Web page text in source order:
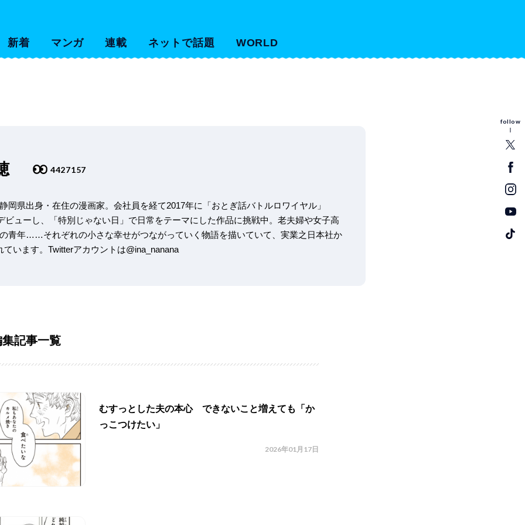
新着 マンガ 連載 ネットで話題 WORLD
follow
4427157
県出身・在住の漫画家。会社員を経て2017年に「おとぎ話バトルロワイヤル」
ビューし、「特別じゃない日」で日常をテーマにした作品に挑戦中。老夫婦や女子高
青年……それぞれの小さな幸せがつながっていく物語を描いていて、実業之日本社か
います。Twitterアカウントは@ina_nanana
記事一覧
むすっとした夫の本心 できないこと増えても「か
っこつけたい」
2026年01月17日